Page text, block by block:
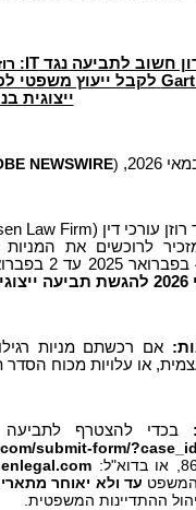
חשוב לתביעה נגדIT
:
ייצוגית
(
NEWSWIRE
עורכי דין (Law Firm
לרוכשים את המניות
להגשת תביעה
אם רכשתם מניות
או עלויות מכוח הסדר
בכדי להצטרף
submit-form/
המשפט עד ולא יאוחר מתאריך 18 במאי
ההתדיינות המשפטית.